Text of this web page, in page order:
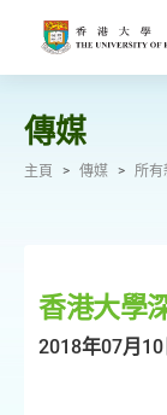
傳媒
主頁 > 傳媒 > 所有
香港大學
2018年07月10